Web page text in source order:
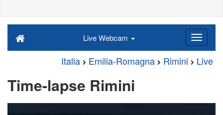
Live Webcam
Italia Emilia-Romagna Rimini Live
Time-lapse Rimini